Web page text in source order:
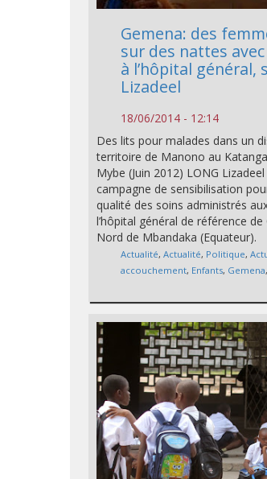
Gemena: des
sur des nattes
à l’hôpital général,
Lizadeel
18/06/2014 - 12:14
Des lits pour malades dans un
territoire de Manono au
Mybe (Juin 2012) LONG
campagne de sensibilisation
qualité des soins administrés
l’hôpital général de référence
Nord de Mbandaka (Equateur).
Actualité,Actualité, Politique,
accouchement, Enfants, Gemena,